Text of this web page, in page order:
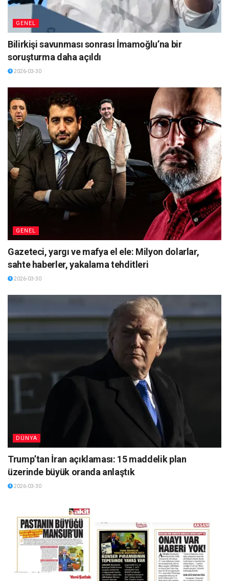
GENEL
Bilirkişi savunması sonrası İmamoğlu’na bir
soruşturma daha açıldı
2026-03-30
GENEL
Gazeteci, yargı ve mafya el ele: Milyon dolarlar,
sahte haberler, yakalama tehditleri
2026-03-30
DÜNYA
Trump’tan İran açıklaması: 15 maddelik plan
üzerinde büyük oranda anlaştık
2026-03-30